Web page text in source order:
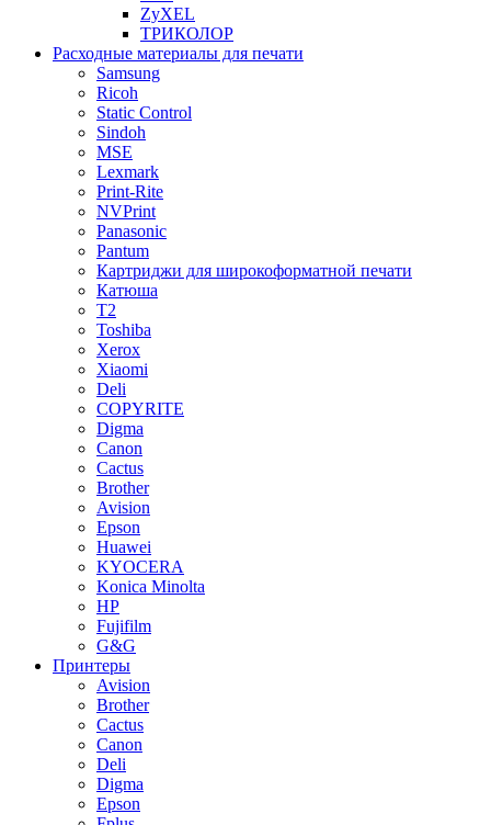
ZyXEL
ТРИКОЛОР
Расходные материалы для печати
Samsung
Ricoh
Static Control
Sindoh
MSE
Lexmark
Print-Rite
NVPrint
Panasonic
Pantum
Картриджи для широкоформатной печати
Катюша
T2
Toshiba
Xerox
Xiaomi
Deli
COPYRITE
Digma
Canon
Cactus
Brother
Avision
Epson
Huawei
KYOCERA
Konica Minolta
HP
Fujifilm
G&G
Принтеры
Avision
Brother
Cactus
Canon
Deli
Digma
Epson